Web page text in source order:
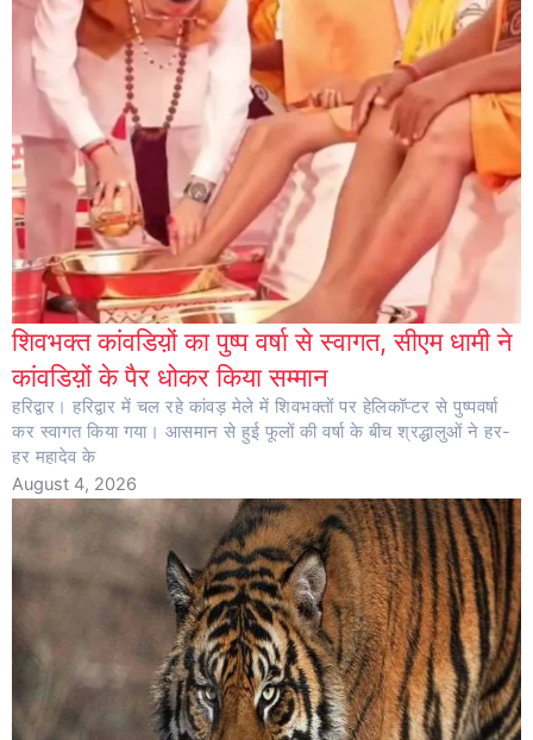
शिवभक्त कांवडिय़ों का पुष्प वर्षा से स्वागत, सीएम धामी ने
कांवडिय़ों के पैर धोकर किया सम्मान
हरिद्वार। हरिद्वार में चल रहे कांवड़ मेले में शिवभक्तों पर हेलिकॉप्टर से पुष्पवर्षा
कर स्वागत किया गया। आसमान से हुई फूलों की वर्षा के बीच श्रद्धालुओं ने हर-
हर महादेव के
August 4, 2026